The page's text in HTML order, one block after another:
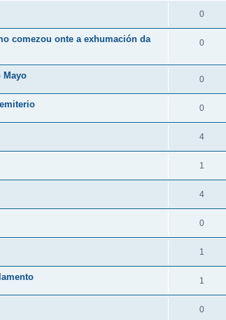
0
comezou onte a exhumación da
0
Mayo 0
0
4
1
4
0
1
1
0